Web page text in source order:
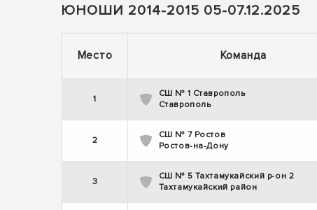
ЮНОШИ 2014-2015 05-07.12.2025
Место Команда
1
СШ № 1 Ставрополь
Ставрополь
2
СШ № 7 Ростов
Ростов-на-Дону
3
СШ № 5 Тахтамукайский р-он 2
Тахтамукайский район